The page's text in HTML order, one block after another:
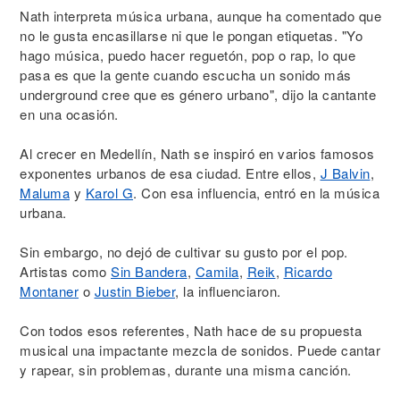
Nath interpreta música urbana, aunque ha comentado que
no le gusta encasillarse ni que le pongan etiquetas. "Yo
hago música, puedo hacer reguetón, pop o rap, lo que
pasa es que la gente cuando escucha un sonido más
underground cree que es género urbano", dijo la cantante
en una ocasión.
Al crecer en Medellín, Nath se inspiró en varios famosos
exponentes urbanos de esa ciudad. Entre ellos, J Balvin,
Maluma y Karol G. Con esa influencia, entró en la música
urbana.
Sin embargo, no dejó de cultivar su gusto por el pop.
Artistas como Sin Bandera, Camila, Reik, Ricardo
Montaner o Justin Bieber, la influenciaron.
Con todos esos referentes, Nath hace de su propuesta
musical una impactante mezcla de sonidos. Puede cantar
y rapear, sin problemas, durante una misma canción.